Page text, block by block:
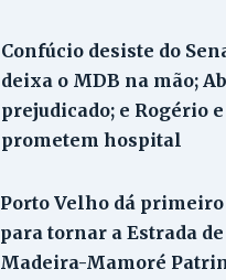
Confúcio desiste do
deixa o MDB na mão;
prejudicado; e Rogério
prometem hospital
Porto Velho dá primeiro
para tornar a Estrada
Madeira-Mamoré